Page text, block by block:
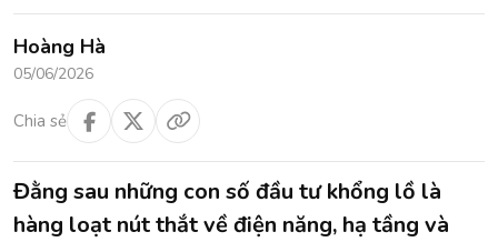
Hoàng Hà
05/06/2026
Chia sẻ
Đằng sau những con số đầu tư khổng lồ là
hàng loạt nút thắt về điện năng, hạ tầng và